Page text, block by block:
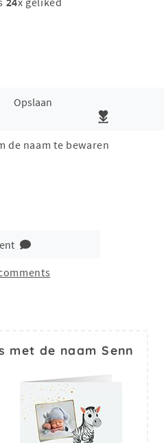
Opslaan
de naam te bewaren
met de naam Senn